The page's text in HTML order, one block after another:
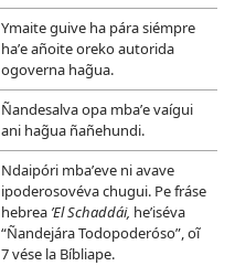
Ymaite guive ha pára siémpre
haʼe añoite oreko autorida
ogoverna hag̃ua.
Ñandesalva opa mbaʼe vaígui
ani hag̃ua ñañehundi.
Ndaipóri mbaʼeve ni avave
ipoderosovéva chugui. Pe fráse
hebrea ’El Schaddái, heʼiséva
“Ñandejára Todopoderóso”, oĩ
7 vése la Bíbliape.